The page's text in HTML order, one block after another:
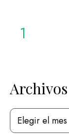
Lete: Foto
1
Archivos